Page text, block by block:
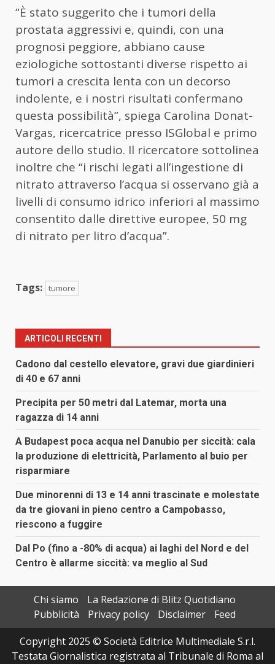
“È stato suggerito che i tumori della
prostata aggressivi e, quindi, con una
prognosi peggiore, abbiano cause
eziologiche sottostanti diverse rispetto ai
tumori a crescita lenta con un decorso
indolente, e i nostri risultati confermano
questa possibilità”, spiega Carolina Donat-
Vargas, ricercatrice presso ISGlobal e primo
autore dello studio. Il ricercatore sottolinea
inoltre che “i rischi legati all’ingestione di
nitrato attraverso l’acqua si osservano già a
livelli di consumo idrico inferiori al massimo
consentito dalle direttive europee, 50 mg
di nitrato per litro d’acqua”.
Tags: tumore
ARTICOLI RECENTI
Cadono dal cestello elevatore, gravi due giardinieri
di 40 e 67 anni
Precipita per 50 metri dal Latemar, morta una
ragazza di 14 anni
A Budapest poca acqua nel Danubio per siccità: cala
la produzione di elettricità, Parlamento al buio per
risparmiare
Due minorenni di 13 e 14 anni trascinate e molestate
da tre giovani in pieno centro a Campobasso,
riescono a fuggire
Dal Po (fino a -80% di acqua) ai laghi del Nord e del
Centro è allarme siccità: va meglio al Sud
Chi siamo
La Redazione di Blitz Quotidiano
Pubblicità
Privacy policy Disclaimer
Feed
Copyright 2025 © Società Editrice Multimediale S.r.l.
Testata Giornalistica registrata al Tribunale di Roma al